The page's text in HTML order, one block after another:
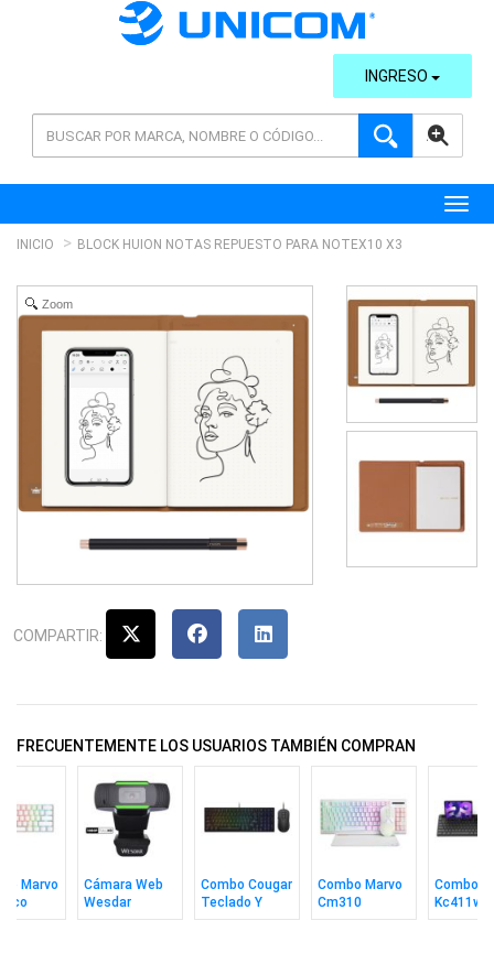
AVANZADA
INGRESO
INICIO BLOCK HUION NOTAS REPUESTO PARA NOTEX10 X3
Zoom
COMPARTIR:
FRECUENTEMENTE LOS USUARIOS TAMBIÉN COMPRAN
Marvo
60%
Cámara Web
Wesdar
W1080
Combo Cougar
Teclado Y
Mouse
Combo Marvo
Cm310
Teclado In +
Combo
Kc411w
Teclado